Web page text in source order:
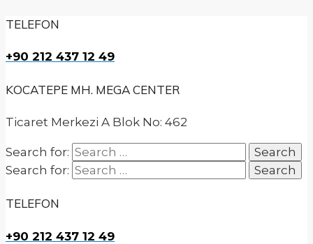
TELEFON
+90 212 437 12 49
KOCATEPE MH. MEGA CENTER
Ticaret Merkezi A Blok No: 462
Search for:
Search for:
TELEFON
+90 212 437 12 49